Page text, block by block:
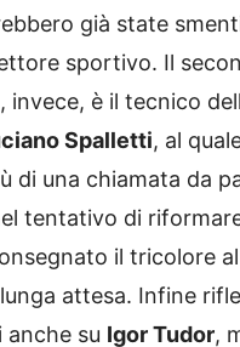
già state
sportivo. Il
invece, è il tecnico
Spalletti, al
di una chiamata da
tentativo di
il tricolore al
attesa. Infine
su Igor Tudor,